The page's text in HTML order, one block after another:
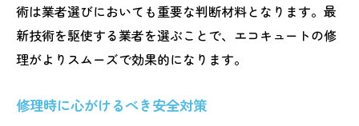
術は業者選びにおいても重要な判断材料となります。最
新技術を駆使する業者を選ぶことで、エコキュートの修
理がよりスムーズで効果的になります。
修理時に心がけるべき安全対策